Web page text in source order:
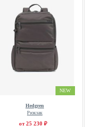
NEW
Hedgren
Рюкзак
от 25 230 ₽